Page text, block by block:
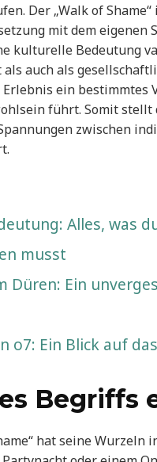
Der „Walk of
mit dem eigenen
kulturelle Bedeutung
auch als
ein bestimmtes
führt. Somit stellt
zwischen
Alles, was
musst
Düren: Ein
o7: Ein Blick auf
Begriffs
hat seine